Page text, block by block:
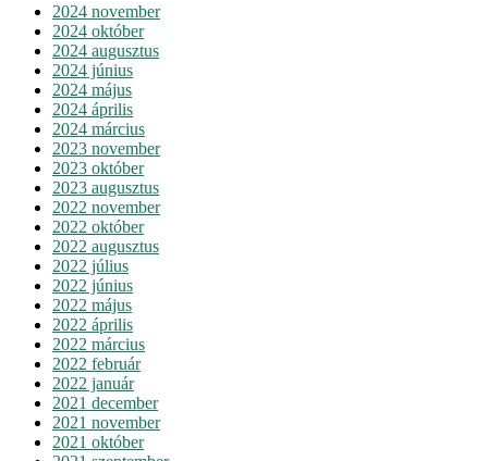
2024 november
2024 október
2024 augusztus
2024 június
2024 május
2024 április
2024 március
2023 november
2023 október
2023 augusztus
2022 november
2022 október
2022 augusztus
2022 július
2022 június
2022 május
2022 április
2022 március
2022 február
2022 január
2021 december
2021 november
2021 október